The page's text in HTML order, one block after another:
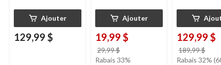
Ajouter
129,99 $
Ajouter
19,99 $
29,99 $
était
Rabais 33%
129,99 $
189,99 $
était
Rabais 32%